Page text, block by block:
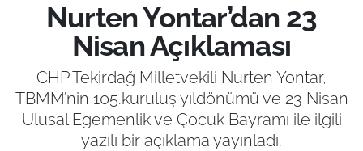
Nurten Yontar’dan 23
Nisan Açıklaması
CHP Tekirdağ Milletvekili Nurten Yontar,
TBMM’nin 105.kuruluş yıldönümü ve 23 Nisan
Ulusal Egemenlik ve Çocuk Bayramı ile ilgili
yazılı bir açıklama yayınladı.
ASAYİŞ
SİYASET
GÜNDEM
EKONOMİ